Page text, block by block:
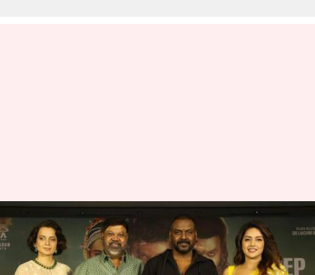
చంద్రముఖి 2: ఆ విషయంలో
దర్శకుడిని ఇబ్బంది పెట్టాను, రాఘవ
లారెన్స్ మాటలు వైరల్